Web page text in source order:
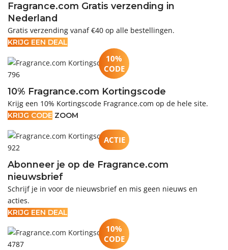
Fragrance.com Gratis verzending in
Nederland
Gratis verzending vanaf €40 op alle bestellingen.
KRIJG EEN DEAL
10%
CODE
796
10% Fragrance.com Kortingscode
Krijg een 10% Kortingscode Fragrance.com op de hele site.
KRIJG CODE ZOOM
ACTIE
922
Abonneer je op de Fragrance.com
nieuwsbrief
Schrijf je in voor de nieuwsbrief en mis geen nieuws en
acties.
KRIJG EEN DEAL
10%
CODE
4787